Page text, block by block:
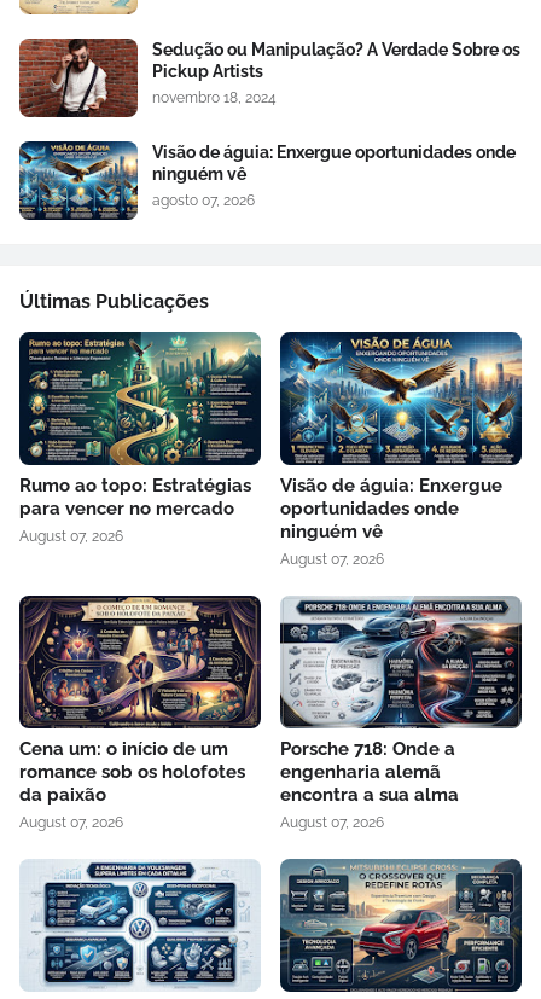
Sedução ou Manipulação? A Verdade Sobre os
Pickup Artists
novembro 18, 2024
Visão de águia: Enxergue oportunidades onde
ninguém vê
agosto 07, 2026
Últimas Publicações
Rumo ao topo: Estratégias
para vencer no mercado
August 07, 2026
Visão de águia: Enxergue
oportunidades onde
ninguém vê
August 07, 2026
Cena um: o início de um
romance sob os holofotes
da paixão
August 07, 2026
Porsche 718: Onde a
engenharia alemã
encontra a sua alma
August 07, 2026